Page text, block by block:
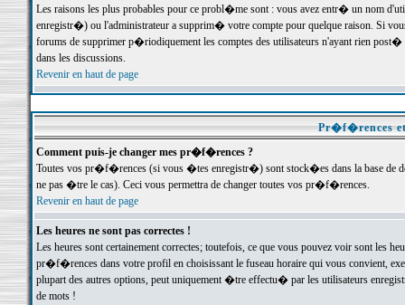
Les raisons les plus probables pour ce probl�me sont : vous avez entr� un nom
enregistr�) ou l'administrateur a supprim� votre compte pour quelque raison. Si
forums de supprimer p�riodiquement les comptes des utilisateurs n'ayant rien
dans les discussions.
Revenir en haut de page
Pr�f�rences
Comment puis-je changer mes pr�f�rences ?
Toutes vos pr�f�rences (si vous �tes enregistr�) sont stock�es dans la base de
ne pas �tre le cas). Ceci vous permettra de changer toutes vos pr�f�rences.
Revenir en haut de page
Les heures ne sont pas correctes !
Les heures sont certainement correctes; toutefois, ce que vous pouvez voir sont
pr�f�rences dans votre profil en choisissant le fuseau horaire qui vous convient,
plupart des autres options, peut uniquement �tre effectu� par les utilisateurs
de mots !